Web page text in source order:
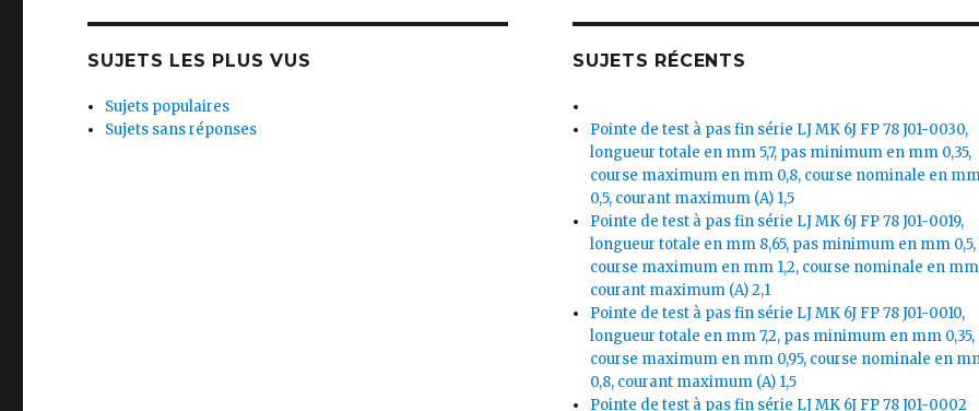
SUJETS LES PLUS VUS
Sujets populaires
Sujets sans réponses
SUJETS RÉCENTS
Pointe de test à pas fin série LJ MK 6J FP 78 J01-0030,
longueur totale en mm 5,7, pas minimum en mm 0,35,
course maximum en mm 0,8, course nominale en
0,5, courant maximum (A) 1,5
Pointe de test à pas fin série LJ MK 6J FP 78 J01-0019,
longueur totale en mm 8,65, pas minimum en mm 0,5,
course maximum en mm 1,2, course nominale en mm
courant maximum (A) 2,1
Pointe de test à pas fin série LJ MK 6J FP 78 J01-0010,
longueur totale en mm 7,2, pas minimum en mm 0,35,
course maximum en mm 0,95, course nominale en
0,8, courant maximum (A) 1,5
Pointe de test à pas fin série LJ MK 6J FP 78 J01-0002